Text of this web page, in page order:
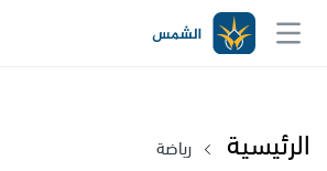
الرئيسية رياضة